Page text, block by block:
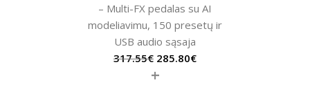
– Multi-FX pedalas su AI
modeliavimu, 150 presetų ir
USB audio sąsaja
317.55€ 285.80€
+